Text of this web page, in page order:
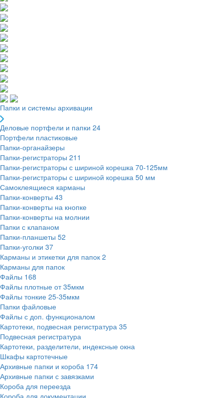
Папки и системы архивации
Деловые портфели и папки 24
Портфели пластиковые
Папки-органайзеры
Папки-регистраторы 211
Папки-регистраторы с шириной корешка 70-125мм
Папки-регистраторы с шириной корешка 50 мм
Самоклеящиеся карманы
Папки-конверты 43
Папки-конверты на кнопке
Папки-конверты на молнии
Папки с клапаном
Папки-планшеты 52
Папки-уголки 37
Карманы и этикетки для папок 2
Карманы для папок
Файлы 168
Файлы плотные от 35мкм
Файлы тонкие 25-35мкм
Папки файловые
Файлы с доп. функционалом
Картотеки, подвесная регистратура 35
Подвесная регистратура
Картотеки, разделители, индексные окна
Шкафы картотечные
Архивные папки и короба 174
Архивные папки с завязками
Короба для переезда